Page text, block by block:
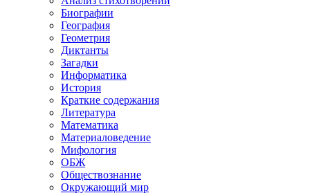
Биографии
География
Геометрия
Диктанты
Загадки
Информатика
История
Краткие содержания
Литература
Математика
Материаловедение
Мифология
ОБЖ
Обществознание
Окружающий мир